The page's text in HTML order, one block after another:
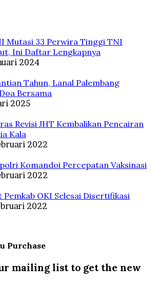
Mutasi 33 Perwira Tinggi TNI
Ini Daftar Lengkapnya
2024
Tahun, Lanal Palembang
Bersama
2025
Revisi JHT Kembalikan Pencairan
Kala
2022
Komandoi Percepatan Vaksinasi
2022
Pemkab OKI Selesai Disertifikasi
2022
Purchase
mailing list to get the new